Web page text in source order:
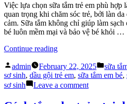
Việc lựa chọn sữa tắm trẻ em phù hợp
quan trọng khi chăm sóc trẻ, bởi làn
cảm. Sữa tắm không chỉ giúp làm
bé luôn mềm mại và bảo vệ bé khỏi …
Continue reading“Có
nhiêu
loại
sữa
trẻ
Posted
by
admin February 22, 2025
Posted
in
sữa
sơ sinh, dầu gội trẻ em, sữa tắm em bé,
sơ sinh
Leave a commenton
bao